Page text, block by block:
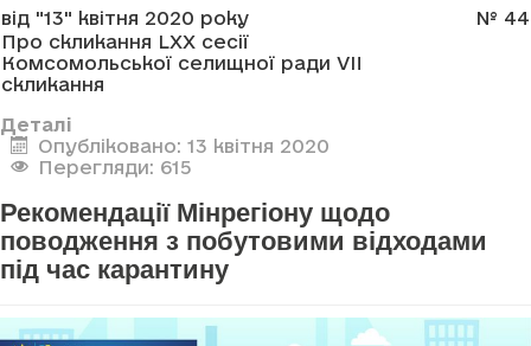
від "13" квітня 2020 року
№ 44
Про скликання LXX сесії
Комсомольської селищної ради VII
скликання
Деталі
Опубліковано: 13 квітня 2020
Перегляди: 615
Рекомендації Мінрегіону щодо
поводження з побутовими відходами
під час карантину